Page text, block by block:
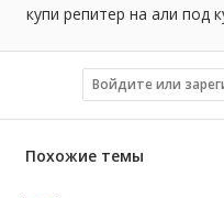
купи репитер на али под
Войдите или
Похожие темы